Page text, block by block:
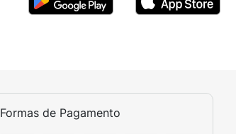
Formas de Pagamento